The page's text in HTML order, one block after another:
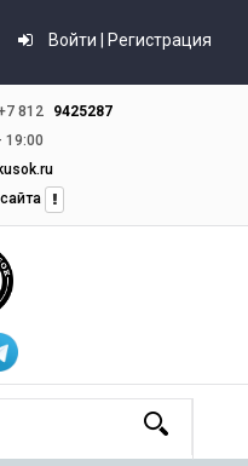
Войти | Регистрация
812
9425287
19:00